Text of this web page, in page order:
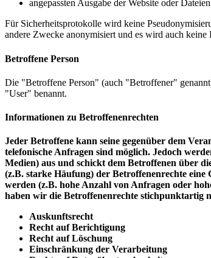
angepassten Ausgabe der Website oder
Für Sicherheitsprotokolle wird keine
andere Zwecke anonymisiert und es wird auch
Betroffene Person
Die "Betroffene Person" (auch "Betroffener"
"User" benannt.
Informationen zu Betroffenenrechten
Jeder Betroffene kann seine gegenüber dem
telefonische Anfragen sind möglich. Jedoch
Medien) aus und schickt dem Betroffenen über
(z.B. starke Häufung) der Betroffenenrechte
werden (z.B. hohe Anzahl von Anfragen oder
haben wir die Betroffenenrechte stichpunktartig
Auskunftsrecht
Recht auf Berichtigung
Recht auf Löschung
Einschränkung der Verarbeitung